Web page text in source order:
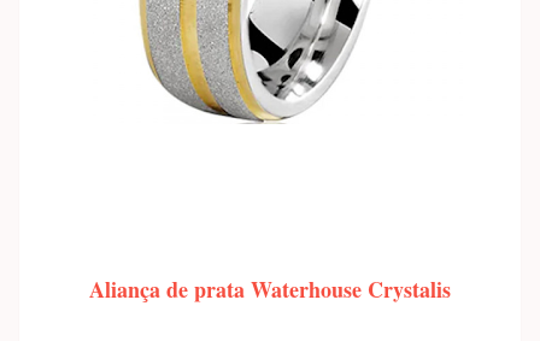
Aliança de prata Waterhouse Crystalis